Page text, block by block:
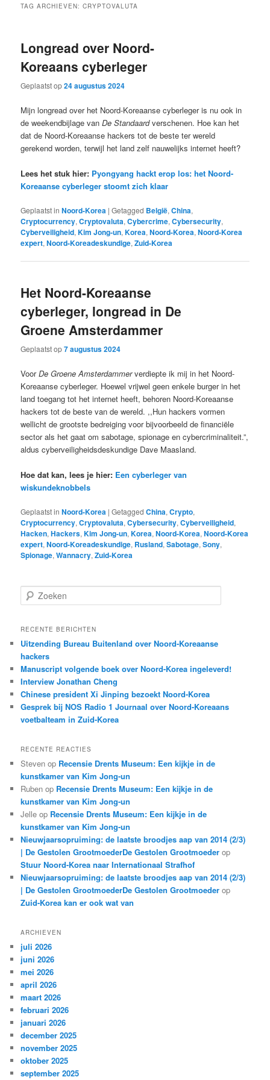
TAG ARCHIEVEN:CRYPTOVALUTA
Longread over Noord-
Koreaans cyberleger
Geplaatst op24 augustus 2024
Mijn longread over het Noord-Koreaanse cyberleger is nu ook in
de weekendbijlage vanDe Standaardverschenen. Hoe kan het
dat de Noord-Koreaanse hackers tot de beste ter wereld
gerekend worden, terwijl het land zelf nauwelijks internet heeft?
Lees het stuk hier: Pyongyang hackt erop los: het Noord-
Koreaanse cyberleger stoomt zich klaar
Geplaatst in Noord-Korea |Getagged België,China,
Cryptocurrency,Cryptovaluta,Cybercrime,Cybersecurity,
Cyberveiligheid,Kim Jong-un,Korea,Noord-Korea,Noord-Korea
expert,Noord-Koreadeskundige,Zuid-Korea
Het Noord-Koreaanse
cyberleger, longread in De
Groene Amsterdammer
Geplaatst op7 augustus 2024
VoorDe Groene Amsterdammerverdiepte ik mij in het Noord-
Koreaanse cyberleger. Hoewel vrijwel geen enkele burger in het
land toegang tot het internet heeft, behoren Noord-Koreaanse
hackers tot de beste van de wereld. ,,Hun hackers vormen
wellicht de grootste bedreiging voor bijvoorbeeld de financiële
sector als het gaat om sabotage, spionage en cybercriminaliteit.”,
aldus cyberveiligheidsdeskundige Dave Maasland.
Hoe dat kan, lees je hier: Een cyberleger van
wiskundeknobbels
Geplaatst in Noord-Korea |Getagged China,Crypto,
Cryptocurrency,Cryptovaluta,Cybersecurity,Cyberveiligheid,
Hacken,Hackers,Kim Jong-un,Korea,Noord-Korea,Noord-Korea
expert,Noord-Koreadeskundige, Rusland,Sabotage,Sony,
Spionage,Wannacry,Zuid-Korea
o
k
n
RECENTE BERICHTEN
Uitzending Bureau Buitenland over Noord-Koreaanse
hackers
Manuscript volgende boek over Noord-Korea ingeleverd!
Interview Jonathan Cheng
Chinese president Xi Jinping bezoekt Noord-Korea
Gesprek bij NOS Radio 1 Journaal over Noord-Koreaans
voetbalteam in Zuid-Korea
RECENTE REACTIES
Steven op Recensie Drents Museum: Een kijkje in de
kunstkamer van Kim Jong-un
Ruben op Recensie Drents Museum: Een kijkje in de
kunstkamer van Kim Jong-un
Jelle op Recensie Drents Museum: Een kijkje in de
kunstkamer van Kim Jong-un
Nieuwjaarsopruiming: de laatste broodjes aap van 2014 (2/3)
| De Gestolen GrootmoederDe Gestolen Grootmoeder op
Stuur Noord-Korea naar Internationaal Strafhof
Nieuwjaarsopruiming: de laatste broodjes aap van 2014 (2/3)
| De Gestolen GrootmoederDe Gestolen Grootmoeder op
Zuid-Korea kan er ook wat van
ARCHIEVEN
juli 2026
juni 2026
mei 2026
april 2026
maart 2026
februari 2026
januari 2026
december 2025
november 2025
oktober 2025
september 2025